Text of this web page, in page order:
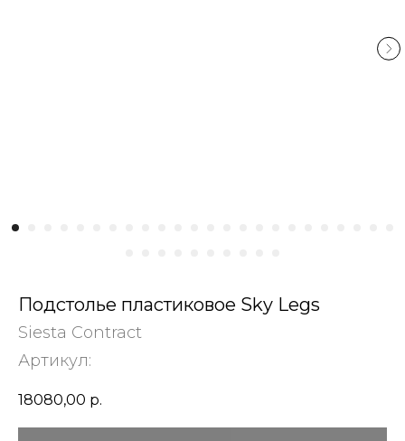
Подстолье пластиковое Sky Legs
Siesta Contract
Артикул:
18080,00 р.